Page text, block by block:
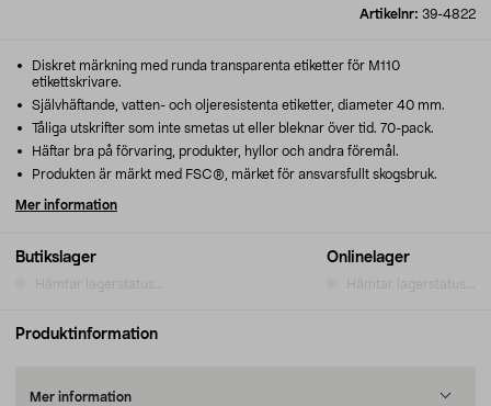
Artikelnr: 39-4822
Butikslager
Hämtar lagerstatus...
Onlinelager
Hämtar lagerstatus...
Diskret märkning med runda transparenta etiketter för M110
etikettskrivare.
Självhäftande, vatten- och oljeresistenta etiketter, diameter 40 mm.
Tåliga utskrifter som inte smetas ut eller bleknar över tid. 70-pack.
Häftar bra på förvaring, produkter, hyllor och andra föremål.
Produkten är märkt med FSC®, märket för ansvarsfullt skogsbruk.
Mer information
Produktinformation
Mer information